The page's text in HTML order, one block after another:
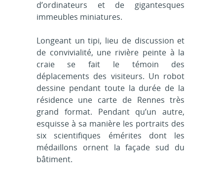
d’ordinateurs et de gigantesques
immeubles miniatures.
Longeant un tipi, lieu de discussion et
de convivialité, une rivière peinte à la
craie se fait le témoin des
déplacements des visiteurs. Un robot
dessine pendant toute la durée de la
résidence une carte de Rennes très
grand format. Pendant qu’un autre,
esquisse à sa manière les portraits des
six scientifiques émérites dont les
médaillons ornent la façade sud du
bâtiment.